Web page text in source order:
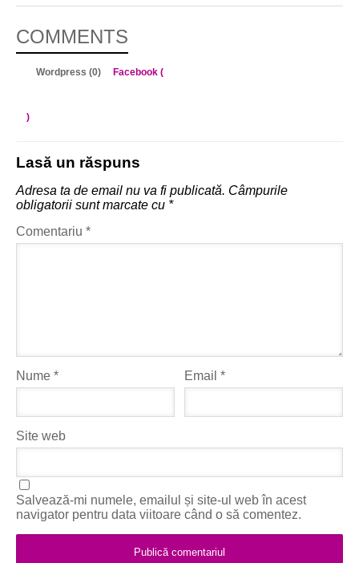
COMMENTS
Wordpress (0) Facebook (
)
Lasă un răspuns
Adresa ta de email nu va fi publicată. Câmpurile
obligatorii sunt marcate cu *
Comentariu *
Nume * Email*
Site web
Salvează-mi numele, emailul și site-ul web în acest
navigator pentru data viitoare când o să comentez.